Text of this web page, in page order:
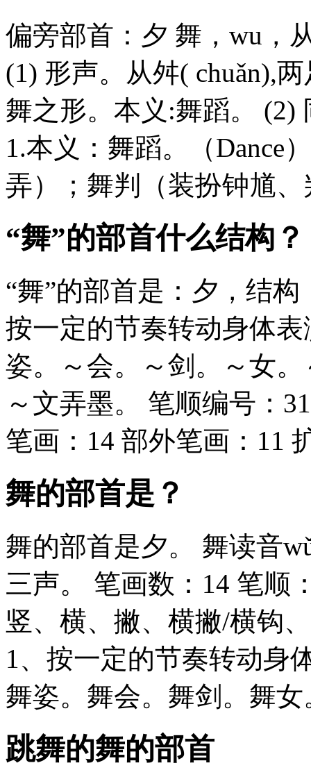
偏旁部首：夕 舞，wu，
(1) 形声。从舛( chuǎn),
舞之形。本义:舞蹈。 (2)
1.本义：舞蹈。（Dance
弄）；舞判（装扮钟馗、
“舞”的部首什么结构？
“舞”的部首是：夕，结
按一定的节奏转动身体
姿。～会。～剑。～女
～文弄墨。 笔顺编号：
笔画：14 部外笔画：11
舞的部首是？
舞的部首是夕。 舞读音
三声。 笔画数：14 笔顺
竖、横、撇、横撇/横钩
1、按一定的节奏转动身
舞姿。舞会。舞剑。舞
跳舞的舞的部首